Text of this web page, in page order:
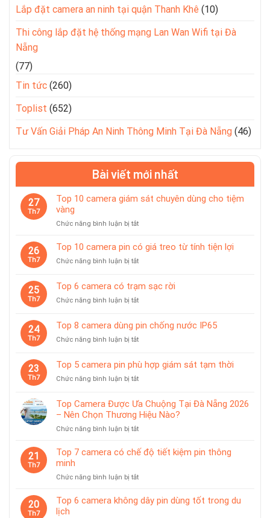
Lắp đặt camera an ninh tại quận Thanh Khê (10)
Thi công lắp đặt hệ thống mạng Lan Wan Wifi tại Đà
Nẵng
(77)
Tin tức (260)
Toplist (652)
Tư Vấn Giải Pháp An Ninh Thông Minh Tại Đà Nẵng (46)
Bài viết mới nhất
27
Th7
Top 10 camera giám sát chuyên dùng cho tiệm
vàng
Chức năng bình luận bị tắtở
10
camera
giám
chuyên
cho
vàng
26
Th7
Top 10 camera pin có giá treo từ tính tiện lợi
Chức năng bình luận bị tắtở
camera
pin
giá
từ
tiện
25
Th7
Top 6 camera có trạm sạc rời
Chức năng bình luận bị tắtở
6
camera
có
sạc
24
Th7
Top 8 camera dùng pin chống nước IP65
Chức năng bình luận bị tắtở
8
camera
dùng
chống
nước
IP65
23
Th7
Top 5 camera pin phù hợp giám sát tạm thời
Chức năng bình luận bị tắtở
5
camera
pin
phù
giám
thời
Top Camera Được Ưa Chuộng Tại Đà Nẵng 2026
– Nên Chọn Thương Hiệu Nào?
Chức năng bình luận bị tắtở
Camera
Được
Chuộng
Đà
21
Th7
Top 7 camera có chế độ tiết kiệm pin thông
minh
Chức năng bình luận bị tắtở
camera
20
Th7
Top 6 camera không dây pin dùng tốt trong du
lịch